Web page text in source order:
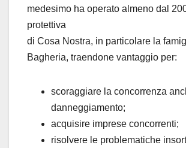
medesimo ha operato almeno dal
protettiva
di Cosa Nostra, in particolare la
Bagheria, traendone vantaggio per:
scoraggiare la concorrenza
danneggiamento;
acquisire imprese concorrenti;
risolvere le problematiche